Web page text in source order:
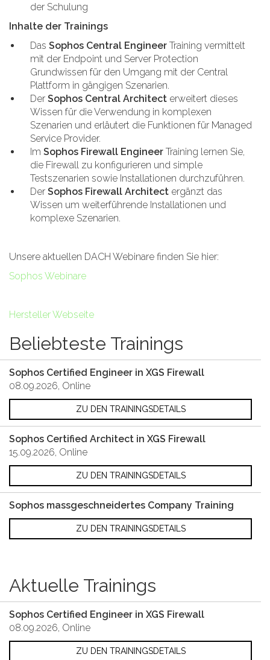
der Schulung
Inhalte der Trainings
Das Sophos Central Engineer Training vermittelt
mit der Endpoint und Server Protection
Grundwissen für den Umgang mit der Central
Plattform in gängigen Szenarien.
Der Sophos Central Architect erweitert dieses
Wissen für die Verwendung in komplexen
Szenarien und erläutert die Funktionen für Managed
Service Provider.
Im Sophos Firewall Engineer Training lernen Sie,
die Firewall zu konfigurieren und simple
Testszenarien sowie Installationen durchzuführen.
Der Sophos Firewall Architect ergänzt das
Wissen um weiterführende Installationen und
komplexe Szenarien.
Unsere aktuellen DACH Webinare finden Sie hier:
Sophos Webinare
Hersteller Webseite
Beliebteste Trainings
Sophos Certified Engineer in XGS Firewall
08.09.2026, Online
ZU DEN TRAININGSDETAILS
Sophos Certified Architect in XGS Firewall
15.09.2026, Online
ZU DEN TRAININGSDETAILS
Sophos massgeschneidertes Company Training
ZU DEN TRAININGSDETAILS
Aktuelle Trainings
Sophos Certified Engineer in XGS Firewall
08.09.2026, Online
ZU DEN TRAININGSDETAILS